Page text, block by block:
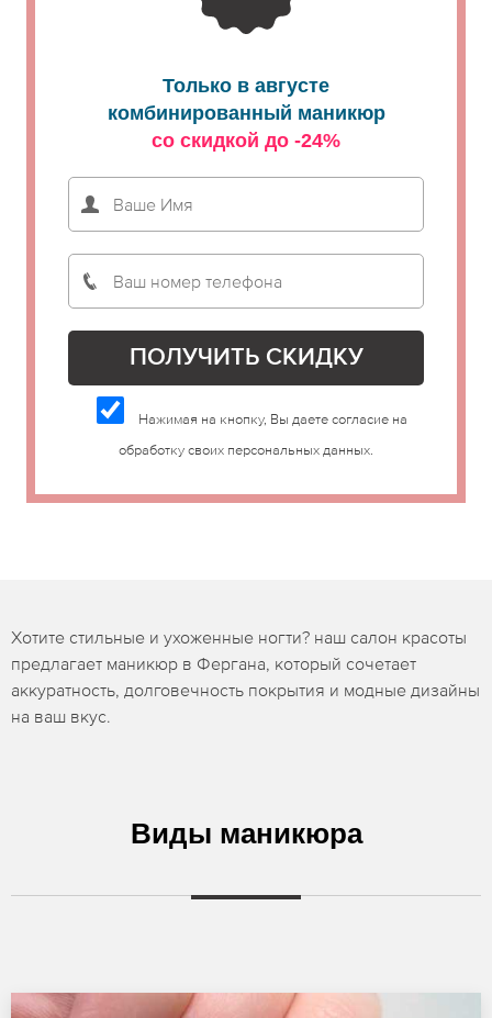
Только в августе
комбинированный маникюр
со скидкой до -24%
Нажимая на кнопку, Вы даете согласие на
обработку своих персональных данных.
Хотите стильные и ухоженные ногти? наш салон красоты
предлагает маникюр в Фергана, который сочетает
аккуратность, долговечность покрытия и модные дизайны
на ваш вкус.
Виды маникюра